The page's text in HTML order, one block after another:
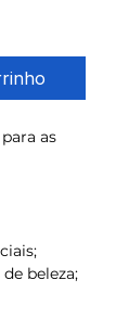
as
beleza;